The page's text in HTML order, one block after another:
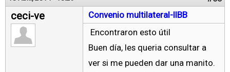
ceci-ve
Convenio multilateral-IIBB
Encontraron esto útil
Buen día, les queria consultar a
ver si me pueden dar una manito.